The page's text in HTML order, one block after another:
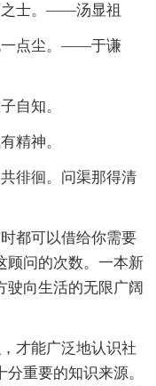
之士。——汤显祖
一点尘。——于谦
自知。
精神。
徘徊。问渠那得清
都可以借给你需要
顾问的次数。一本新
驶向生活的无限广阔
才能广泛地认识社
重要的知识来源。